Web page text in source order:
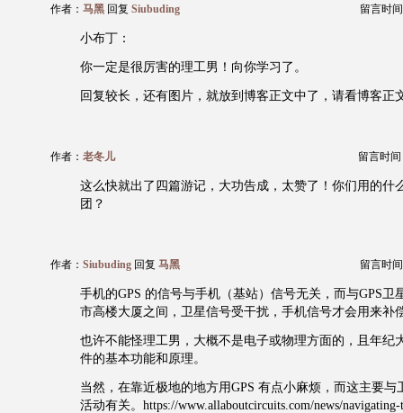
作者： 马黑 回复 Siubuding 留言时
小布丁：
你一定是很厉害的理工男！向你学习了。
回复较长，还有图片，就放到博客正文中了，请看博客正
作者： 老冬儿 留言时间
这么快就出了四篇游记，大功告成，太赞了！你们用的什
团？
作者： Siubuding 回复 马黑 留言时
手机的GPS 的信号与手机（基站）信号无关，而与GPS卫
市高楼大厦之间，卫星信号受干扰，手机信号才会用来补
也许不能怪理工男，大概不是电子或物理方面的，且年纪
件的基本功能和原理。
当然，在靠近极地的地方用GPS 有点小麻烦，而这主要与
活动有关。https://www.allaboutcircuits.com/news/